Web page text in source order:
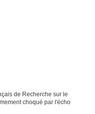
de Recherche sur le
choqué par l'écho